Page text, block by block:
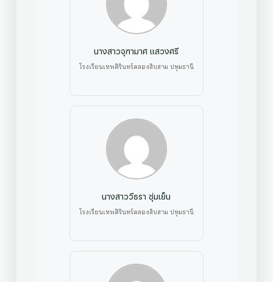
นางสาวจุฑามาศ แสวงศรี
โรงเรียนเทพศิรินทร์คลองสิบสาม ปทุมธานี
นางสาววีธรา ชุ่มเย็น
โรงเรียนเทพศิรินทร์คลองสิบสาม ปทุมธานี